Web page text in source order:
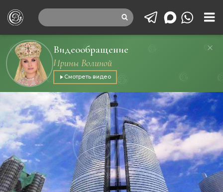
Видеообращение
Ирины Волиной
Смотреть видео